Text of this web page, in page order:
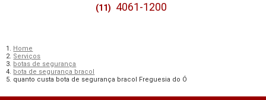
(11) 4061-1200
Home
Serviços
botas de segurança
bota de segurança bracol
quanto custa bota de segurança bracol Freguesia do Ó